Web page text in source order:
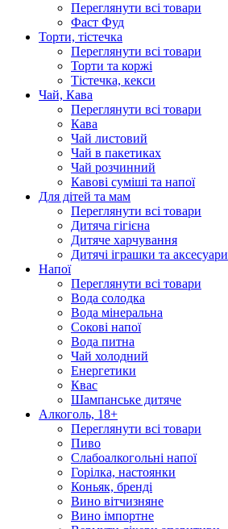
Переглянути всі товари
Фаст Фуд
Торти, тістечка
Переглянути всі товари
Торти та коржі
Тістечка, кекси
Чай, Кава
Переглянути всі товари
Кава
Чай листовий
Чай в пакетиках
Чай розчинний
Кавові суміші та напої
Для дітей та мам
Переглянути всі товари
Дитяча гігієна
Дитяче харчування
Дитячі іграшки та аксесуари
Напої
Переглянути всі товари
Вода солодка
Вода мінеральна
Сокові напої
Вода питна
Чай холодний
Енергетики
Квас
Шампанське дитяче
Алкоголь, 18+
Переглянути всі товари
Пиво
Слабоалкогольні напої
Горілка, настоянки
Коньяк, бренді
Вино вітчизняне
Вино імпортне